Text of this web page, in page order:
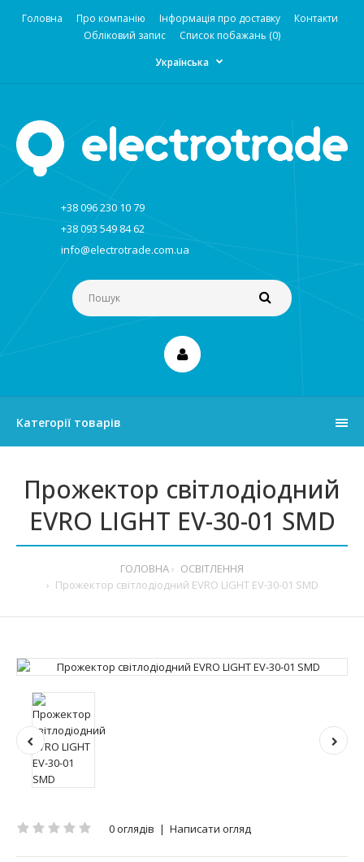
Головна Про компанію Інформація про доставку
Контакти
Обліковий запис
Список побажань (0)
Українська
+38 096 230 10 79
+38 093 549 84 62
info@electrotrade.com.ua
Категорії товарів
Прожектор світлодіодний
EVRO LIGHT EV-30-01 SMD
ГОЛОВНА
ОСВІТЛЕННЯ
Прожектор світлодіодний EVRO LIGHT EV-30-01 SMD
0 оглядів | Написати огляд